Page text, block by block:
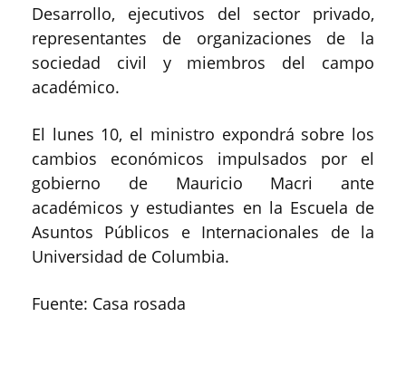
Desarrollo, ejecutivos del sector privado,
representantes de organizaciones de la
sociedad civil y miembros del campo
académico.
El lunes 10, el ministro expondrá sobre los
cambios económicos impulsados por el
gobierno de Mauricio Macri ante
académicos y estudiantes en la Escuela de
Asuntos Públicos e Internacionales de la
Universidad de Columbia.
Fuente: Casa rosada